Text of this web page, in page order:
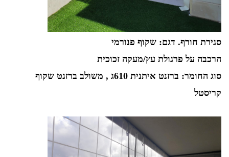
סגירת חורף. דגם: שקוף פנורמי
הרכבה על פרגולת עץ/מעקה זכוכית
סוג החומר: ברזנט איתנית 610ג , משולב ברזנט שקוף
קריסטל